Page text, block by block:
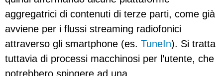
aggregatrici di contenuti di terze parti, come già
avviene per i flussi streaming radiofonici
attraverso gli smartphone (es. TuneIn). Si tratta
tuttavia di processi macchinosi per l’utente, che
potrebbero spingere ad una